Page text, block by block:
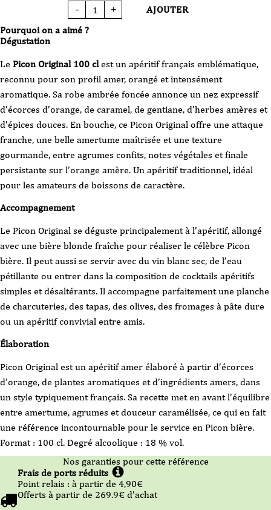
Pourquoi on a aimé ?
Dégustation
Le Picon Original 100 clest un apéritif français emblématique,
reconnu pour son profil amer, orangé et intensément
aromatique. Sa robe ambrée foncée annonce un nez expressif
d’écorces d’orange, de caramel, de gentiane, d’herbes amères et
d’épices douces. En bouche, ce Picon Original offre une attaque
franche, une belle amertume maîtrisée et une texture
gourmande, entre agrumes confits, notes végétales et finale
persistante sur l’orange amère. Un apéritif traditionnel, idéal
pour les amateurs de boissons de caractère.
Accompagnement
Le Picon Original se déguste principalement à l’apéritif, allongé
avec une bière blonde fraîche pour réaliser le célèbre Picon
bière. Il peut aussi se servir avec du vin blanc sec, de l’eau
pétillante ou entrer dans la composition de cocktails apéritifs
simples et désaltérants. Il accompagne parfaitement une planche
de charcuteries, des tapas, des olives, des fromages à pâte dure
ou un apéritif convivial entre amis.
Élaboration
Picon Original est un apéritif amer élaboré à partir d’écorces
d’orange, de plantes aromatiques et d’ingrédients amers, dans
un style typiquement français. Sa recette met en avant l’équilibre
entre amertume, agrumes et douceur caramélisée, ce qui en fait
une référence incontournable pour le service en Picon bière.
Format : 100 cl. Degré alcoolique : 18 % vol.
-
quantité
de
-
+ AJOUTER
Nos garanties pour cette référence
Frais de ports réduits
Point relais : à partir de 4,90€
Offerts à partir de 269.9€ d’achat